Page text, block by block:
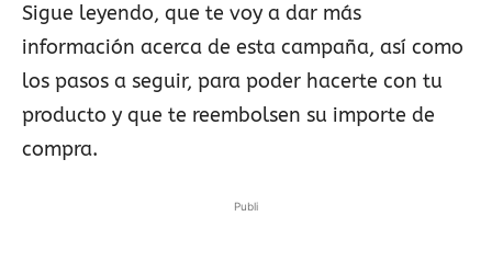
Sigue leyendo, que te voy a dar más
información acerca de esta campaña, así como
los pasos a seguir, para poder hacerte con tu
producto y que te reembolsen su importe de
compra.
Publi